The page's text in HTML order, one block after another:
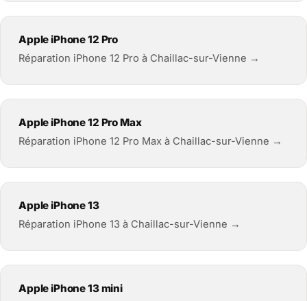
Apple iPhone 12 Pro
Réparation iPhone 12 Pro à Chaillac-sur-Vienne →
Apple iPhone 12 Pro Max
Réparation iPhone 12 Pro Max à Chaillac-sur-Vienne →
Apple iPhone 13
Réparation iPhone 13 à Chaillac-sur-Vienne →
Apple iPhone 13 mini